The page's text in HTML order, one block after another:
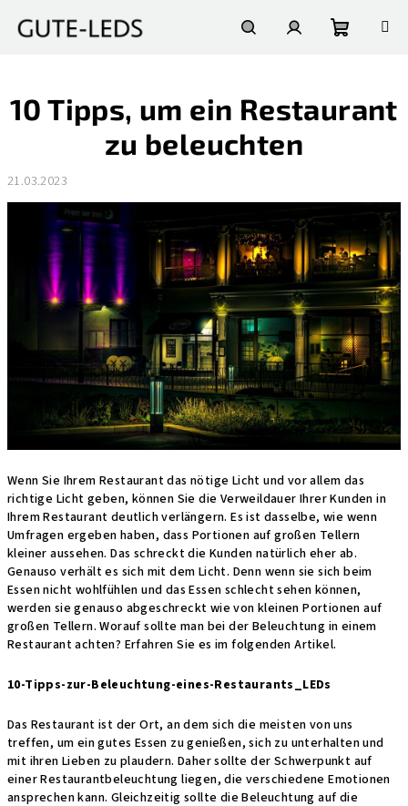
Inhalt
10 Tipps, um ein Restaurant
zu beleuchten
21.03.2023
Wenn Sie Ihrem Restaurant das nötige Licht und vor allem das
richtige Licht geben, können Sie die Verweildauer Ihrer Kunden in
Ihrem Restaurant deutlich verlängern. Es ist dasselbe, wie wenn
Umfragen ergeben haben, dass Portionen auf großen Tellern
kleiner aussehen. Das schreckt die Kunden natürlich eher ab.
Genauso verhält es sich mit dem Licht. Denn wenn sie sich beim
Essen nicht wohlfühlen und das Essen schlecht sehen können,
werden sie genauso abgeschreckt wie von kleinen Portionen auf
großen Tellern. Worauf sollte man bei der Beleuchtung in einem
Restaurant achten? Erfahren Sie es im folgenden Artikel.
10-Tipps-zur-Beleuchtung-eines-Restaurants_LEDs
Das Restaurant ist der Ort, an dem sich die meisten von uns
treffen, um ein gutes Essen zu genießen, sich zu unterhalten und
mit ihren Lieben zu plaudern. Daher sollte der Schwerpunkt auf
einer Restaurantbeleuchtung liegen, die verschiedene Emotionen
ansprechen kann. Gleichzeitig sollte die Beleuchtung auf die